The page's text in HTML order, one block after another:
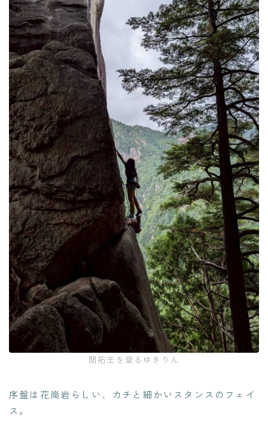
開拓王を登るゆきりん
序盤は花崗岩らしい、カチと細かいスタンスのフェイ
ス。